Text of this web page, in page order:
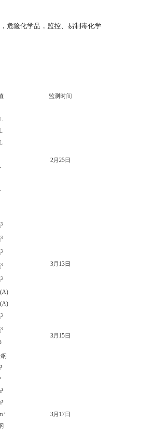
危险化学品，监控、易制毒化学
监测时间
2月25日
3
3月13日
3
3
3
3
3
3月15日
3
3月17日